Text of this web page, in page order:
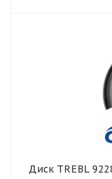
Диск TREBL